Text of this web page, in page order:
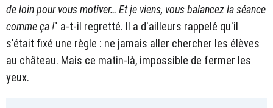
de loin pour vous motiver… Et je viens, vous balancez la séance
comme ça !" a-t-il regretté. Il a d'ailleurs rappelé qu'il
s'était fixé une règle : ne jamais aller chercher les élèves
au château. Mais ce matin-là, impossible de fermer les
yeux.